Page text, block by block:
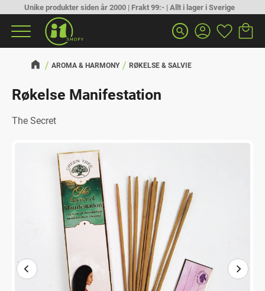
Meny
Unike produkter siden år 2000 | Frakt 99:- | Allt i lager i Sverige
search
AROMA & HARMONY RØKELSE & SALVIE
Røkelse Manifestation
The Secret